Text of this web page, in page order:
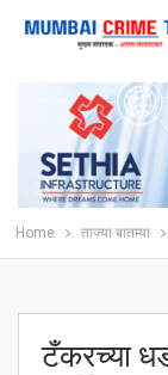
Home ताज्या बातम्या
टँकरच्या